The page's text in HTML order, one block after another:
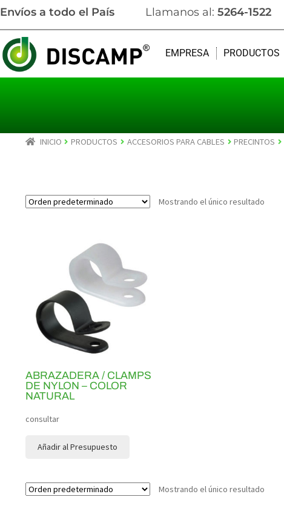
Envíos a todo el País Llamanos al: 5264-1522
EMPRESA PRODUCTOS
INICIO PRODUCTOS ACCESORIOS PARA CABLES PRECINTOS
Mostrando el único resultado
ABRAZADERA / CLAMPS
DE NYLON – COLOR
NATURAL
consultar
Añadir al Presupuesto
Mostrando el único resultado